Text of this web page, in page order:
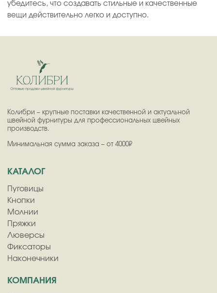
убедитесь, что создавать стильные и качественные
вещи действительно легко и доступно.
Колибри – крупные поставки качественной и актуальной
швейной фурнитуры для профессиональных швейных
производств.
Минимальная сумма заказа – от 4000₽
КАТАЛОГ
Пуговицы
Кнопки
Молнии
Пряжки
Люверсы
Фиксаторы
Наконечники
КОМПАНИЯ